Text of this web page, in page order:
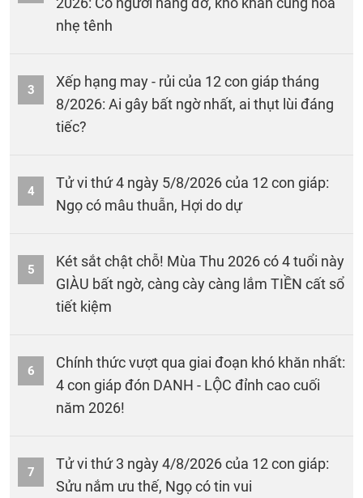
nhẹ tênh
3
Xếp hạng may - rủi của 12 con giáp tháng
8/2026: Ai gây bất ngờ nhất, ai thụt lùi đáng
tiếc?
4
Tử vi thứ 4 ngày 5/8/2026 của 12 con giáp:
Ngọ có mâu thuẫn, Hợi do dự
5
Két sắt chật chỗ! Mùa Thu 2026 có 4 tuổi này
GIÀU bất ngờ, càng cày càng lắm TIỀN cất sổ
tiết kiệm
6
Chính thức vượt qua giai đoạn khó khăn nhất:
4 con giáp đón DANH - LỘC đỉnh cao cuối
năm 2026!
7
Tử vi thứ 3 ngày 4/8/2026 của 12 con giáp:
Sửu nắm ưu thế, Ngọ có tin vui